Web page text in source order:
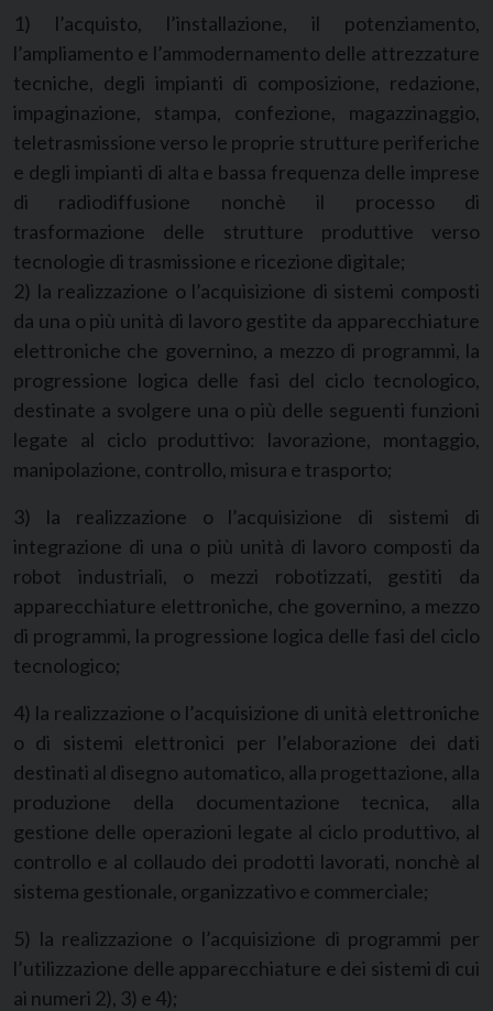
1) l’acquisto, l’installazione, il potenziamento,
l’ampliamento e l’ammodernamento delle attrezzature
tecniche, degli impianti di composizione, redazione,
impaginazione, stampa, confezione, magazzinaggio,
teletrasmissione verso le proprie strutture periferiche
e degli impianti di alta e bassa frequenza delle imprese
di radiodiffusione nonchè il processo di
trasformazione delle strutture produttive verso
tecnologie di trasmissione e ricezione digitale;
2) la realizzazione o l’acquisizione di sistemi composti
da una o più unità di lavoro gestite da apparecchiature
elettroniche che governino, a mezzo di programmi, la
progressione logica delle fasi del ciclo tecnologico,
destinate a svolgere una o più delle seguenti funzioni
legate al ciclo produttivo: lavorazione, montaggio,
manipolazione, controllo, misura e trasporto;
3) la realizzazione o l’acquisizione di sistemi di
integrazione di una o più unità di lavoro composti da
robot industriali, o mezzi robotizzati, gestiti da
apparecchiature elettroniche, che governino, a mezzo
di programmi, la progressione logica delle fasi del ciclo
tecnologico;
4) la realizzazione o l’acquisizione di unità elettroniche
o di sistemi elettronici per l’elaborazione dei dati
destinati al disegno automatico, alla progettazione, alla
produzione della documentazione tecnica, alla
gestione delle operazioni legate al ciclo produttivo, al
controllo e al collaudo dei prodotti lavorati, nonchè al
sistema gestionale, organizzativo e commerciale;
5) la realizzazione o l’acquisizione di programmi per
l’utilizzazione delle apparecchiature e dei sistemi di cui
ai numeri 2), 3) e 4);